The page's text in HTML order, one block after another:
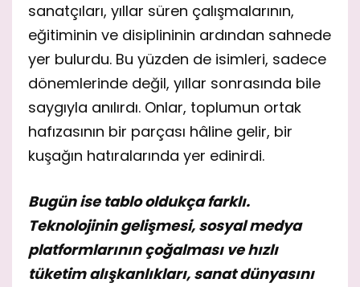
sanatçıları, yıllar süren çalışmalarının,
eğitiminin ve disiplininin ardından sahnede
yer bulurdu. Bu yüzden de isimleri, sadece
dönemlerinde değil, yıllar sonrasında bile
saygıyla anılırdı. Onlar, toplumun ortak
hafızasının bir parçası hâline gelir, bir
kuşağın hatıralarında yer edinirdi.
Bugün ise tablo oldukça farklı.
Teknolojinin gelişmesi, sosyal medya
platformlarının çoğalması ve hızlı
tüketim alışkanlıkları, sanat dünyasını